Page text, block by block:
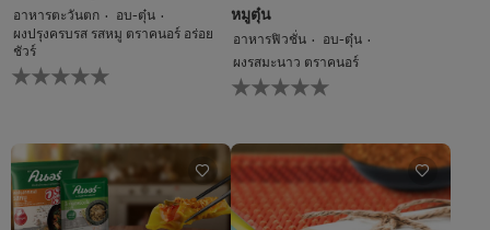
อาหารตะวันตก
อบ-ตุ๋น
ผงปรุงครบรส รสหมู ตราคนอร์ อร่อย
ชัวร์
ไม่มี
การ
สำหรับ
recipe
นี้
หมูตุ๋น
อาหารฟิวชั่น
อบ-ตุ๋น
ผงรสมะนาว ตราคนอร์
ไม่มี
การ
สำหรับ
recipe
นี้